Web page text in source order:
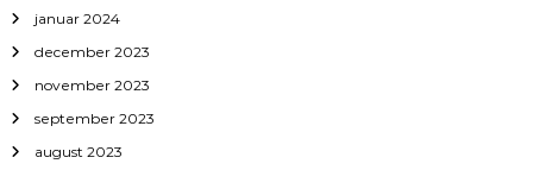
januar 2024
december 2023
november 2023
september 2023
august 2023